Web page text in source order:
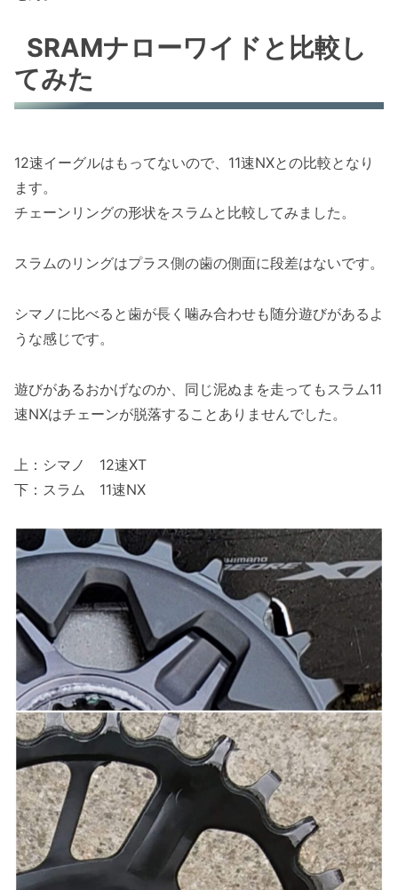
SRAMナローワイドと比較し
てみた
12速イーグルはもってないので、11速NXとの比較となり
ます。
チェーンリングの形状をスラムと比較してみました。
スラムのリングはプラス側の歯の側面に段差はないです。
シマノに比べると歯が長く噛み合わせも随分遊びがあるよ
うな感じです。
遊びがあるおかげなのか、同じ泥ぬまを走ってもスラム11
速NXはチェーンが脱落することありませんでした。
上：シマノ 12速XT
下：スラム 11速NX